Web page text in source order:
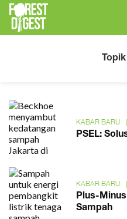
Topik
KABAR BARU |
PSEL:
KABAR BARU |
Plus-
Sampah